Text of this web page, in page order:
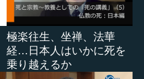
極楽往生、坐禅、法華
経…日本人はいかに死を
乗り越えるか